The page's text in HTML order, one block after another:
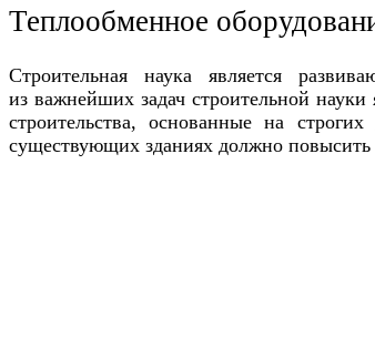
Теплообменное
Строительная наука является
из важнейших задач строительной
строительства, основанные на строгих
существующих зданиях должно повысить